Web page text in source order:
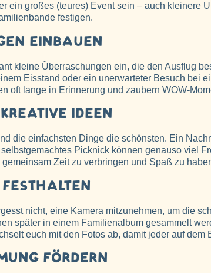
ein großes (teures) Event sein – auch kleinere
festigen.
EINBAUEN
kleine Überraschungen ein, die den Ausflug
Eisstand oder ein unerwarteter Besuch bei
oft lange in Erinnerung und zaubern WOW-
IDEEN
die einfachsten Dinge die schönsten. Ein
Picknick können genauso viel
Zeit zu verbringen und Spaß zu
nicht, eine Kamera mitzunehmen, um die
später in einem Familienalbum gesammelt
euch mit den Fotos ab, damit jeder auf dem
FÖRDERN